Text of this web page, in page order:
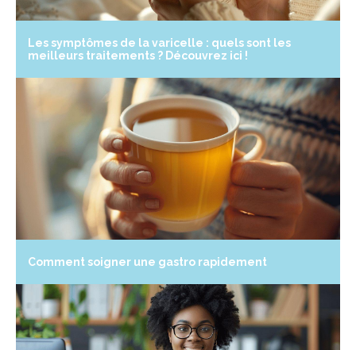
Les symptômes de la varicelle : quels sont les
meilleurs traitements ? Découvrez ici !
Comment soigner une gastro rapidement